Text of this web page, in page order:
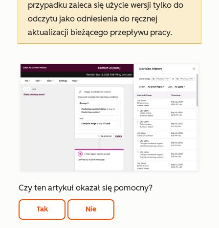
przypadku zaleca się użycie wersji tylko do
odczytu jako odniesienia do ręcznej
aktualizacji bieżącego przepływu pracy.
Czy ten artykuł okazał się pomocny?
Tak Nie